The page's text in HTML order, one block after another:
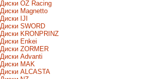
Диски OZ Racing
Диски Magnetto
Диски IJI
Диски SWORD
Диски KRONPRINZ
Диски Enkei
Диски ZORMER
Диски Advanti
Диски MAK
Диски ALCASTA